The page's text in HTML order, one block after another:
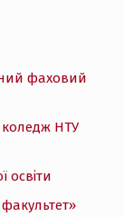
фаховий
коледж НТУ
освіти